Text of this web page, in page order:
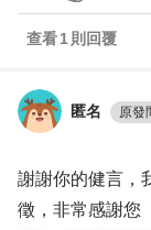
查看1 則回覆
匿名 原發
謝謝你的健言，
徵，非常感謝您